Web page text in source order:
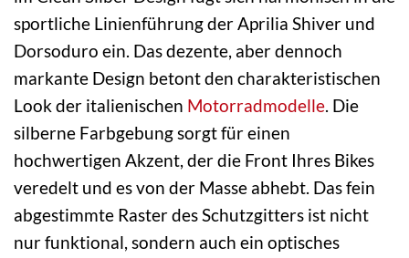
sportliche Linienführung der Aprilia Shiver und
Dorsoduro ein. Das dezente, aber dennoch
markante Design betont den charakteristischen
Look der italienischen Motorradmodelle. Die
silberne Farbgebung sorgt für einen
hochwertigen Akzent, der die Front Ihres Bikes
veredelt und es von der Masse abhebt. Das fein
abgestimmte Raster des Schutzgitters ist nicht
nur funktional, sondern auch ein optisches